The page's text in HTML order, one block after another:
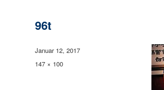
96t
Veröffentlicht
am
Januar 12, 2017
Originalgröße
147 × 100